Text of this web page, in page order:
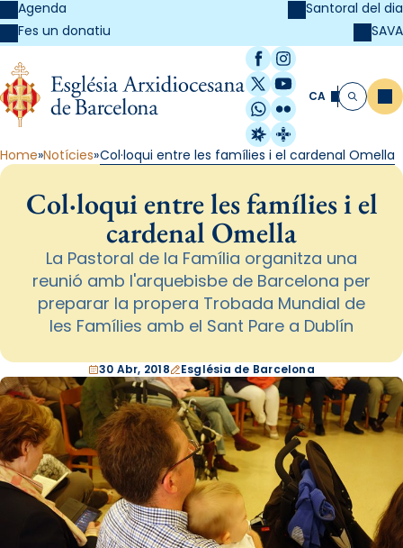
Agenda
Fes un donatiu
Santoral del dia
SAVA
Facebook
Instagram
X / Twitter
YouTube
WhatsApp
Flickr
Radio Estel
Catalunya
CA Cerca
Home Notícies Col·loqui entre les famílies i el cardenal Omella
Col·loqui entre les famílies i el
cardenal Omella
La Pastoral de la Família organitza una
reunió amb l'arquebisbe de Barcelona per
preparar la propera Trobada Mundial de
les Famílies amb el Sant Pare a Dublín
30 Abr, 2018 Església de Barcelona